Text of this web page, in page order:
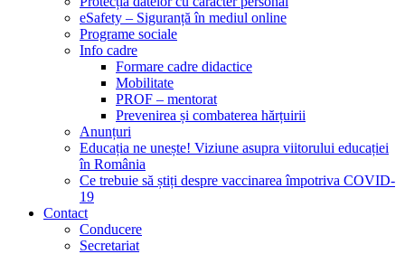
eSafety – Siguranță în mediul online
Programe sociale
Info cadre
Formare cadre didactice
Mobilitate
PROF – mentorat
Prevenirea și combaterea hărțuirii
Anunțuri
Educația ne unește! Viziune asupra viitorului educației
în România
Ce trebuie să știți despre vaccinarea împotriva COVID-
19
Contact
Conducere
Secretariat